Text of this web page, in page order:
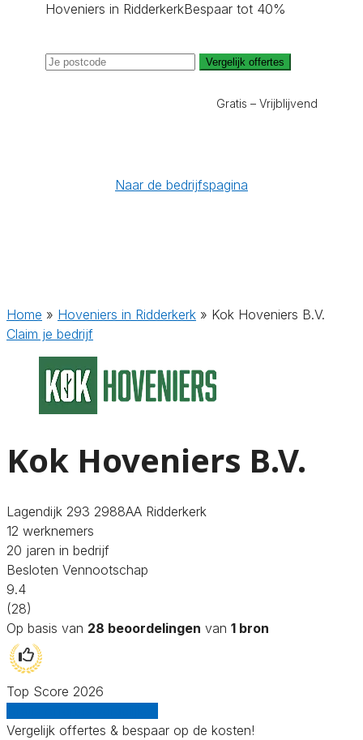
Hoveniers in RidderkerkBespaar tot 40%
Vergelijk offertes
Gratis – Vrijblijvend
Naar de bedrijfspagina
Home » Hoveniers in Ridderkerk » Kok Hoveniers B.V.
Claim je bedrijf
Kok Hoveniers B.V.
Lagendijk 293 2988AA Ridderkerk
12 werknemers
20 jaren in bedrijf
Besloten Vennootschap
9.4
(28)
Op basis van 28 beoordelingen van 1 bron
Top Score 2026
Vergelijk offertes & bespaar op de kosten!